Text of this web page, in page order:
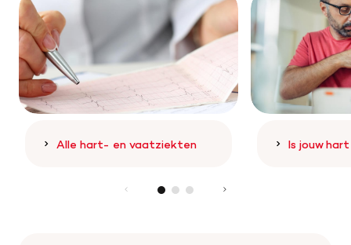
Wetenschappelijk onderzoek
Doneer
Alle hart- en vaatziekten Is jouw